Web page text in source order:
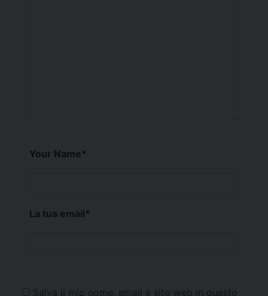
Your Name*
La tua email*
Salva il mio nome, email e sito web in questo